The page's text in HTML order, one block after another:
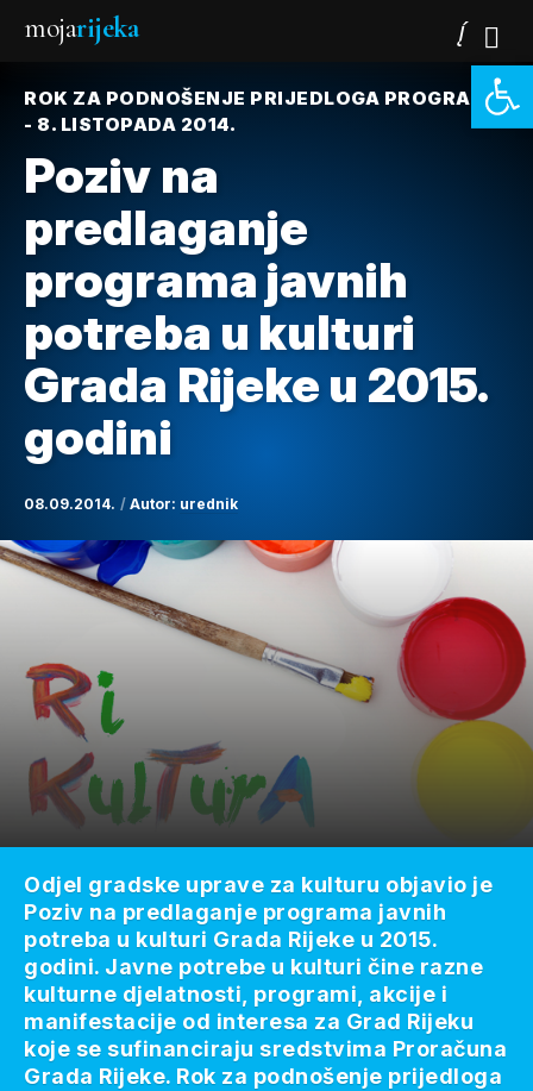
mojarijeka
ROK ZA PODNOŠENJE PRIJEDLOGA PROGRAMA
- 8. LISTOPADA 2014.
Poziv na
predlaganje
programa javnih
potreba u kulturi
Grada Rijeke u 2015.
godini
08.09.2014. Autor: urednik
Odjel gradske uprave za kulturu objavio je
Poziv na predlaganje programa javnih
potreba u kulturi Grada Rijeke u 2015.
godini. Javne potrebe u kulturi čine razne
kulturne djelatnosti, programi, akcije i
manifestacije od interesa za Grad Rijeku
koje se sufinanciraju sredstvima Proračuna
Grada Rijeke. Rok za podnošenje prijedloga